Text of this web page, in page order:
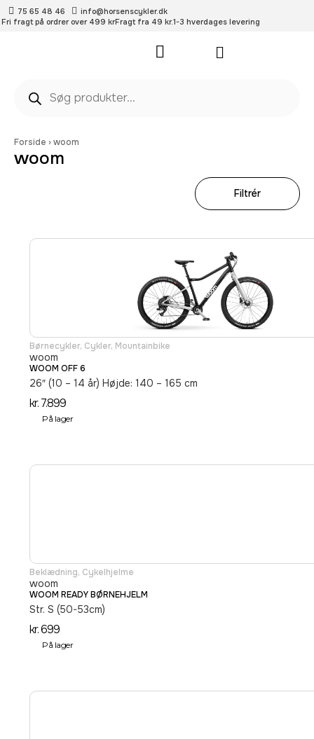
75 65 48 46
info@horsenscykler.dk
Fri fragt på ordrer over 499 krFragt fra 49 kr.1-3 hverdages levering
Forside ›woom
woom
Filtrér
Børnecykler, Cykler, Mountainbike
woom
WOOM OFF 6
26″ (10 – 14 år) Højde: 140 – 165 cm
kr.7.899
På lager
Beklædning, Cykelhjelme
woom
WOOM READY BØRNEHJELM
Str. S (50-53cm)
kr.699
På lager